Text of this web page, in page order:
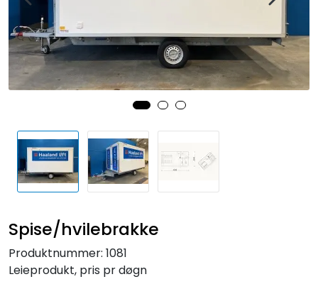
Spise/hvilebrakke
Produktnummer: 1081
Leieprodukt, pris pr døgn